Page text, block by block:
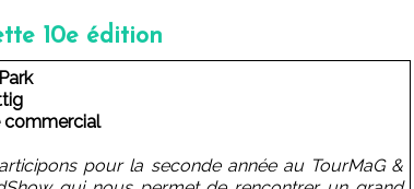
10e édition
commercial
pour la seconde année au TourMaG &